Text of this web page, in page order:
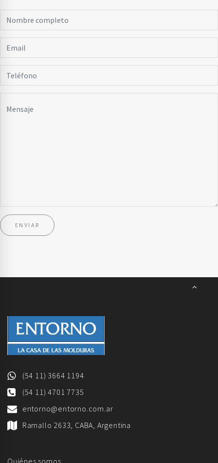
(54 11) 3664 1194
(54 11) 4701 7735
entorno@entorno.com.ar
Ramallo 2633, CABA, Argentina
Quiénes somos